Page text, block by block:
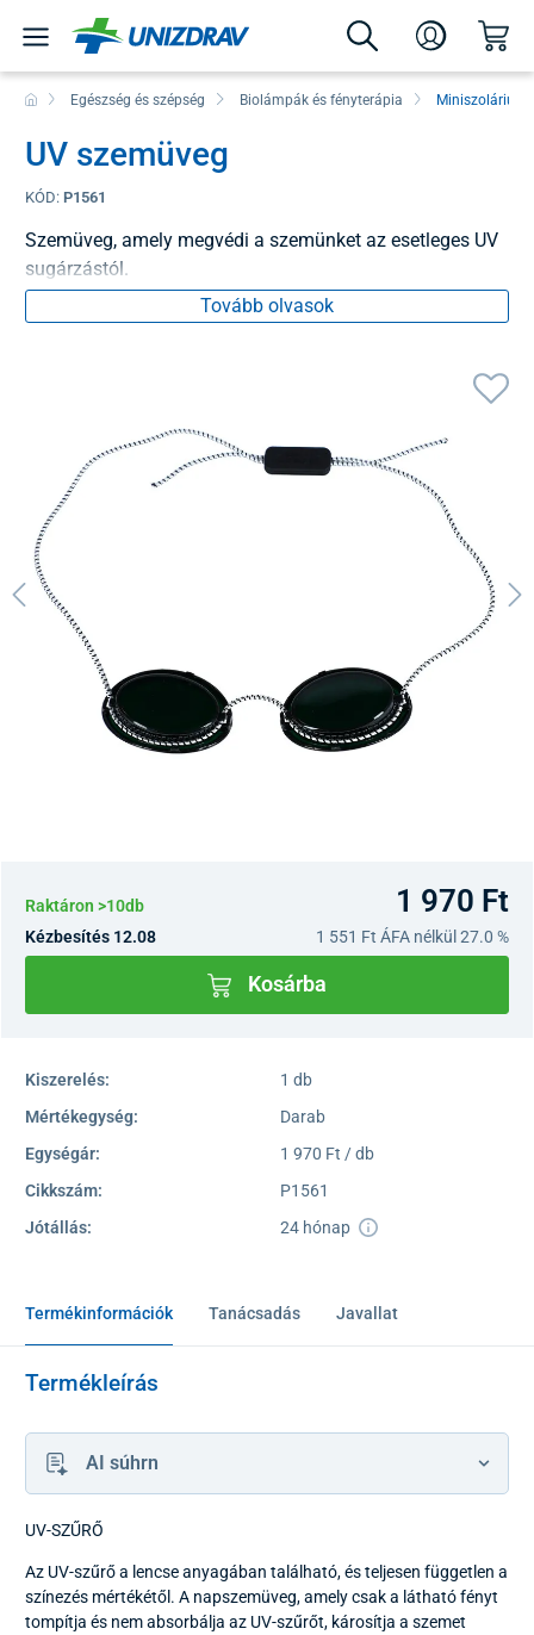
Egészség és szépség Biolámpák és fényterápia
UV szemüveg
KÓD: P1561
Szemüveg, amely megvédi a szemünket az esetleges UV
sugárzástól.
Tovább olvasok
Raktáron >10db 1 970 Ft
Kézbesítés 12.08 1 551 Ft ÁFA nélkül 27.0 %
Kosárba
Kiszerelés:
1 db
Mértékegység:
Darab
Egységár:
1 970 Ft / db
Cikkszám:
P1561
Jótállás:
24 hónap
Termékinformációk Tanácsadás Javallat
Termékleírás
AI súhrn
UV-SZŰRŐ
Az UV-szűrő a lencse anyagában található, és teljesen független a
színezés mértékétől. A napszemüveg, amely csak a látható fényt
tompítja és nem absorbálja az UV-szűrőt, károsítja a szemet